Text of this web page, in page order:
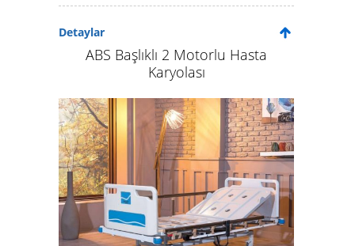
Detaylar
ABS Başlıklı 2 Motorlu Hasta
Karyolası